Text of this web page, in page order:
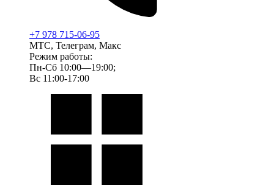
+7 978 715-06-95
МТС, Телеграм, Макс
Режим работы:
Пн-Сб 10:00—19:00;
Вс 11:00-17:00